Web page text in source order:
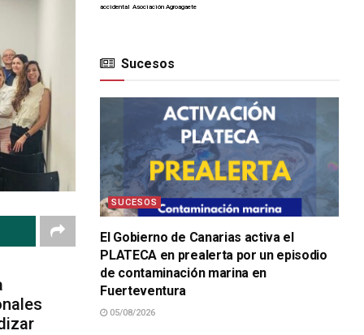
accidental Asociación Agroagaete
Sucesos
SUCESOS
El Gobierno de Canarias activa el
PLATECA en prealerta por un episodio
de contaminación marina en
Fuerteventura
05/08/2026